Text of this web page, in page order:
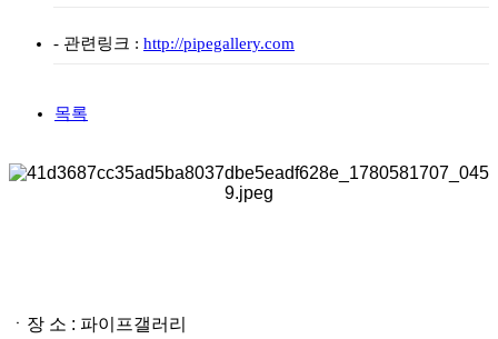
- 관련링크 : http://pipegallery.com
목록
ㆍ장 소 : 파이프갤러리